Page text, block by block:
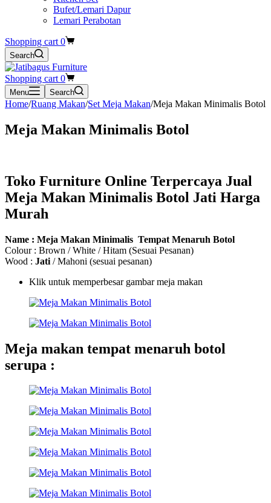
Bufet/Lemari Dapur
Lemari Perabotan
Shopping cart 0
Search
Shopping cart 0
Menu Search
Home/Ruang Makan/Set Meja Makan/Meja Makan Minimalis Botol
Meja Makan Minimalis Botol
Toko Furniture Online Terpercaya Jual
Meja Makan Minimalis Botol Jati Harga
Murah
Name : Meja Makan Minimalis Tempat Menaruh Botol
Colour : Brown / White / Hitam (Sesuai Pesanan)
Wood : Jati / Mahoni (sesuai pesanan)
Klik untuk memperbesar gambar meja makan
Meja makan tempat menaruh botol
serupa :